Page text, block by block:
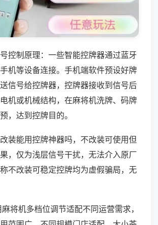
控制原理：一些智能控牌器通过蓝牙
机等设备连接。手机端软件预设好牌
信号给控牌器，控牌器接收到信号后
机或机械结构，在麻将机洗牌、码牌
，达到控牌目的。
装能用控牌神器吗，不改装可使用但
，仅为浅层信号干扰，无法介入原厂
不改装可稳定控牌均为虚假骗局，无
将机多档位调节适配不同运营需求，